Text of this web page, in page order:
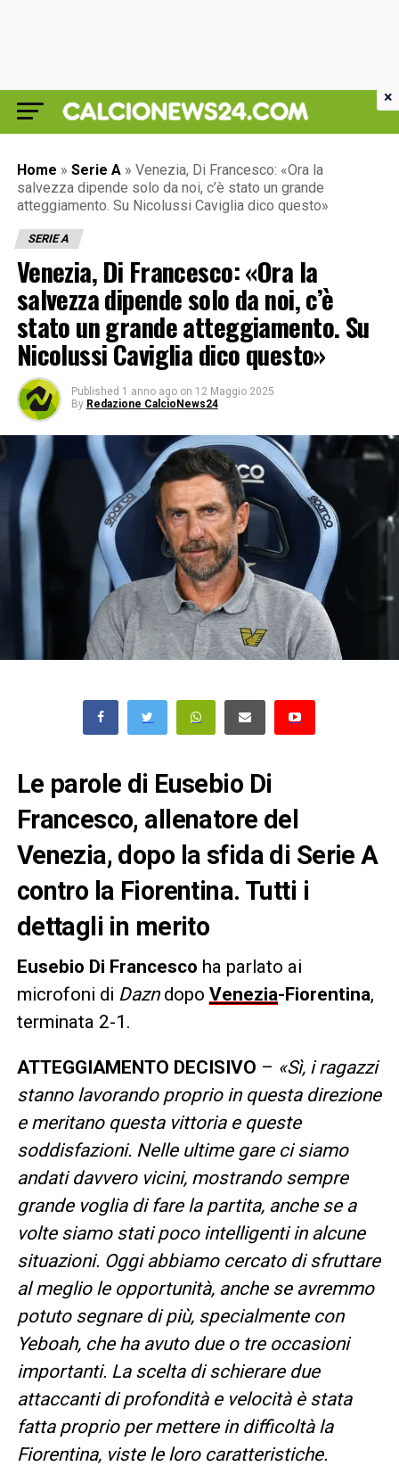
Home » Serie A » Venezia, Di Francesco: «Ora la
salvezza dipende solo da noi, c’è stato un grande
atteggiamento. Su Nicolussi Caviglia dico questo»
SERIE A
Venezia, Di Francesco: «Ora la
salvezza dipende solo da noi, c’è
stato un grande atteggiamento. Su
Nicolussi Caviglia dico questo»
Published 1 anno ago on 12 Maggio 2025
By Redazione CalcioNews24
Le parole di Eusebio Di
Francesco, allenatore del
Venezia, dopo la sfida di Serie A
contro la Fiorentina. Tutti i
dettagli in merito
Eusebio Di Francesco ha parlato ai
microfoni di Dazndopo Venezia-Fiorentina,
terminata 2-1.
ATTEGGIAMENTO DECISIVO – «Sì, i ragazzi
stanno lavorando proprio in questa direzione
e meritano questa vittoria e queste
soddisfazioni. Nelle ultime gare ci siamo
andati davvero vicini, mostrando sempre
grande voglia di fare la partita, anche se a
volte siamo stati poco intelligenti in alcune
situazioni. Oggi abbiamo cercato di sfruttare
al meglio le opportunità, anche se avremmo
potuto segnare di più, specialmente con
Yeboah, che ha avuto due o tre occasioni
importanti. La scelta di schierare due
attaccanti di profondità e velocità è stata
fatta proprio per mettere in difficoltà la
Fiorentina, viste le loro caratteristiche.
×